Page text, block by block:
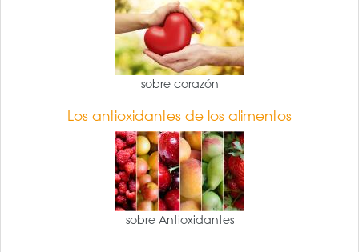
sobre corazón
Los antioxidantes de los alimentos
sobre Antioxidantes